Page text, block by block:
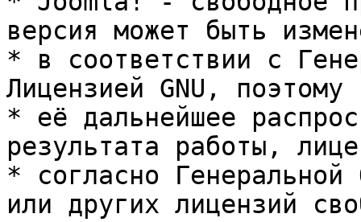
версия может быть
* в соответствии с
Лицензией GNU, поэтому
* её дальнейшее
результата работы,
* согласно Генеральной
или других лицензий